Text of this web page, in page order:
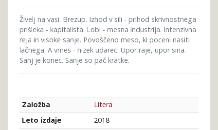
Živelj na vasi. Brezup. Izhod v sili - prihod skrivnostnega
prišleka - kapitalista. Lobi - mesna industrija. Intenzivna
reja in visoke sanje. Povoščeno meso, ki poceni nasiti
lačnega. A vmes - nizek udarec. Upor raje, upor sina.
Sanj je konec. Sanje so pač kratke.
Založba
Litera
Leto izdaje
2018